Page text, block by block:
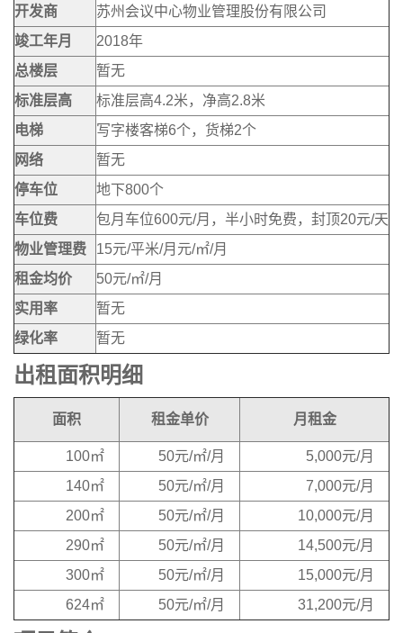
开发商
苏州会议中心物业管理股份有限公司
竣工年月
2018年
总楼层
暂无
标准层高
标准层高4.2米，净高2.8米
电梯
写字楼客梯6个，货梯2个
网络
暂无
停车位
地下800个
车位费
包月车位600元/月，半小时免费，封顶20元/天
物业管理费
15元/平米/月元/㎡/月
租金均价
50元/㎡/月
实用率
暂无
绿化率
暂无
出租面积明细
面积 租金单价 月租金
100㎡ 50元/㎡/月
5,000元/月
140㎡
50元/㎡/月
7,000元/月
200㎡
50元/㎡/月
10,000元/月
290㎡
50元/㎡/月
14,500元/月
300㎡
50元/㎡/月
15,000元/月
624㎡
50元/㎡/月 31,200元/月